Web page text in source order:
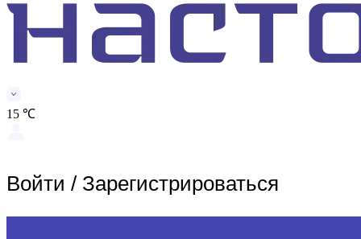
15 ℃
Войти / Зарегистрироваться